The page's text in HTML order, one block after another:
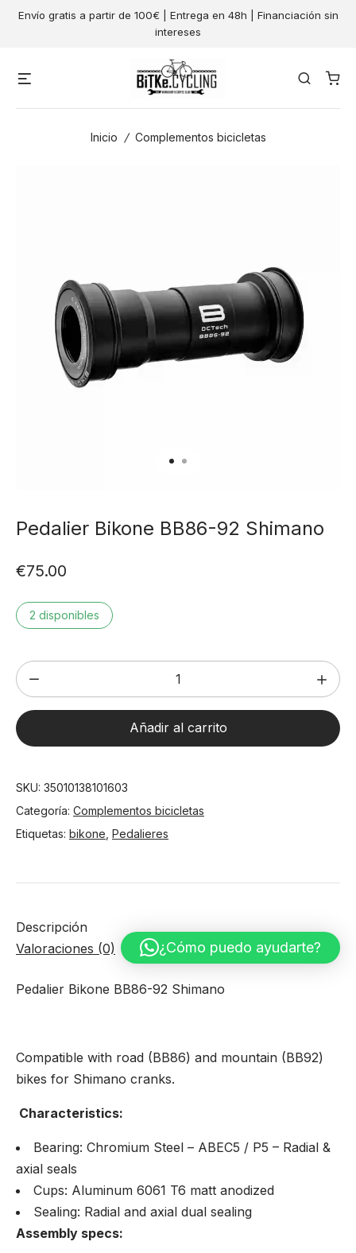
SkipEnvío gratis a partir de 100€ | Entrega en 48h | Financiación sin
intereses
Search
Inicio / Complementos bicicletas
Pedalier Bikone BB86-92 Shimano
€75.00
2 disponibles
Pedalier
Bikone
BB86-
92
cantidad
Añadir al carrito
SKU: 35010138101603
Categoría: Complementos bicicletas
Etiquetas: bikone Pedalieres
Descripción
Valoraciones (0)
Pedalier Bikone BB86-92 Shimano
Compatible with road (BB86) and mountain (BB92)
bikes for Shimano cranks.
Characteristics:
Bearing: Chromium Steel – ABEC5 / P5 – Radial &
axial seals
Cups: Aluminum 6061 T6 matt anodized
Sealing: Radial and axial dual sealing
Assembly specs:
¿Cómo puedo ayudarte?